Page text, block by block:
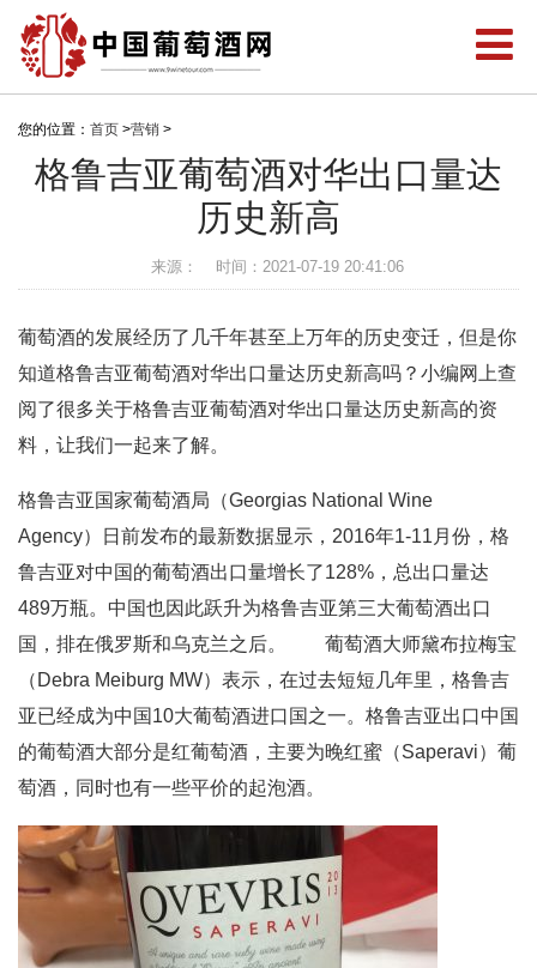
您的位置： 首页 >营销 >
格鲁吉亚葡萄酒对华出口量达
历史新高
来源： 时间：2021-07-19 20:41:06
葡萄酒的发展经历了几千年甚至上万年的历史变迁，但是你
知道格鲁吉亚葡萄酒对华出口量达历史新高吗？小编网上查
阅了很多关于格鲁吉亚葡萄酒对华出口量达历史新高的资
料，让我们一起来了解。
格鲁吉亚国家葡萄酒局（Georgias National Wine
Agency）日前发布的最新数据显示，2016年1-11月份，格
鲁吉亚对中国的葡萄酒出口量增长了128%，总出口量达
489万瓶。中国也因此跃升为格鲁吉亚第三大葡萄酒出口
国，排在俄罗斯和乌克兰之后。 葡萄酒大师黛布拉梅宝
（Debra Meiburg MW）表示，在过去短短几年里，格鲁吉
亚已经成为中国10大葡萄酒进口国之一。格鲁吉亚出口中国
的葡萄酒大部分是红葡萄酒，主要为晚红蜜（Saperavi）葡
萄酒，同时也有一些平价的起泡酒。